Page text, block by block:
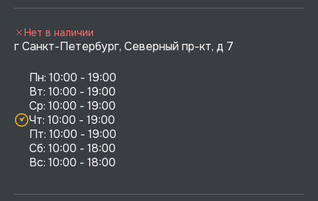
г Санкт-Петербург, Северный пр-кт, д 7
Пн: 10:00 - 19:00
Вт: 10:00 - 19:00
Ср: 10:00 - 19:00
Чт: 10:00 - 19:00
Пт: 10:00 - 19:00
Сб: 10:00 - 18:00
Нет в наличии